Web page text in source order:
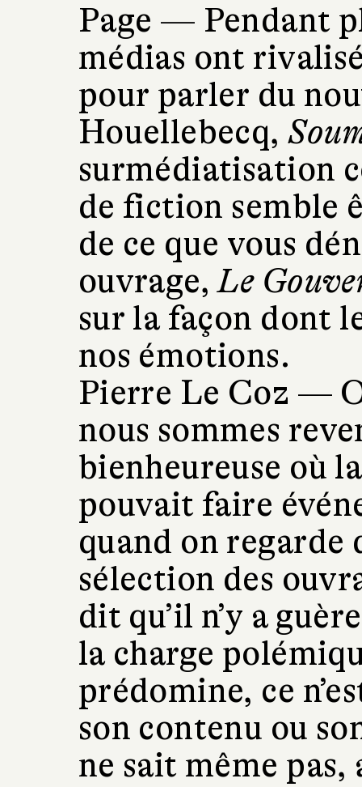
Page — Pendant
médias ont
pour parler du
Houellebecq,
surmédiatisation
de fiction semble
de ce que vous
ouvrage,Le
sur la façon dont
nos émotions.
Pierre Le Coz —
nous sommes
bienheureuse où
pouvait faire
quand on regarde
sélection des
dit qu’il n’y a
la charge
prédomine, ce
son contenu ou
ne sait même